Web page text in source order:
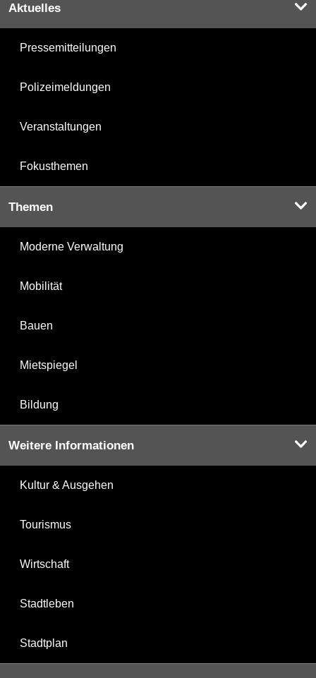
Aktuelles
Pressemitteilungen
Polizeimeldungen
Veranstaltungen
Fokusthemen
Themen
Moderne Verwaltung
Mobilität
Bauen
Mietspiegel
Bildung
Weitere Informationen
Kultur & Ausgehen
Tourismus
Wirtschaft
Stadtleben
Stadtplan